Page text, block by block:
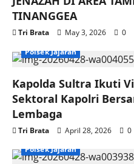
TINANGGEA
Tri Brata May 3, 2026
0
Polsek Jajaran
Kapolda Sultra Ikuti
Sektoral Kapolri
Lembaga
Tri Brata April 28, 2026
0
Polsek Jajaran